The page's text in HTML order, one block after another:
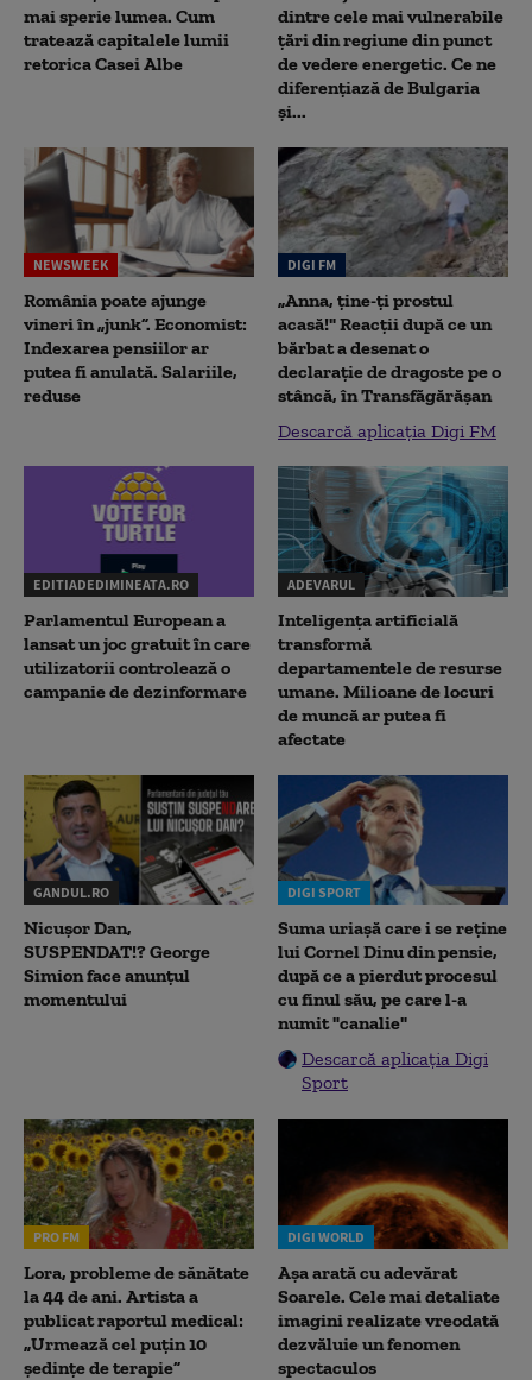
mai sperie lumea. Cum
tratează capitalele lumii
retorica Casei Albe
dintre cele mai vulnerabile
țări din regiune din punct
de vedere energetic. Ce ne
diferențiază de Bulgaria
și...
NEWSWEEK
România poate ajunge
vineri în „junk”. Economist:
Indexarea pensiilor ar
putea fi anulată. Salariile,
reduse
DIGI FM
„Anna, ţine-ţi prostul
acasă!" Reacţii după ce un
bărbat a desenat o
declaraţie de dragoste pe o
stâncă, în Transfăgărăşan
Descarcă aplicația Digi FM
EDITIADEDIMINEATA.RO
Parlamentul European a
lansat un joc gratuit în care
utilizatorii controlează o
campanie de dezinformare
ADEVARUL
Inteligența artificială
transformă
departamentele de resurse
umane. Milioane de locuri
de muncă ar putea fi
afectate
GANDUL.RO
Nicușor Dan,
SUSPENDAT!? George
Simion face anunțul
momentului
DIGI SPORT
Suma uriașă care i se reține
lui Cornel Dinu din pensie,
după ce a pierdut procesul
cu finul său, pe care l-a
numit "canalie"
Descarcă aplicația Digi
Sport
PRO FM
Lora, probleme de sănătate
la 44 de ani. Artista a
publicat raportul medical:
„Urmează cel puțin 10
ședințe de terapie”
DIGI WORLD
Așa arată cu adevărat
Soarele. Cele mai detaliate
imagini realizate vreodată
dezvăluie un fenomen
spectaculos